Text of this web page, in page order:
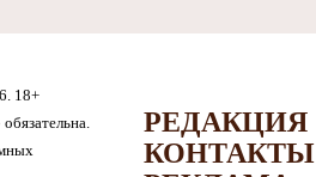
18+
РЕДАКЦИЯ
КОНТАКТЫ